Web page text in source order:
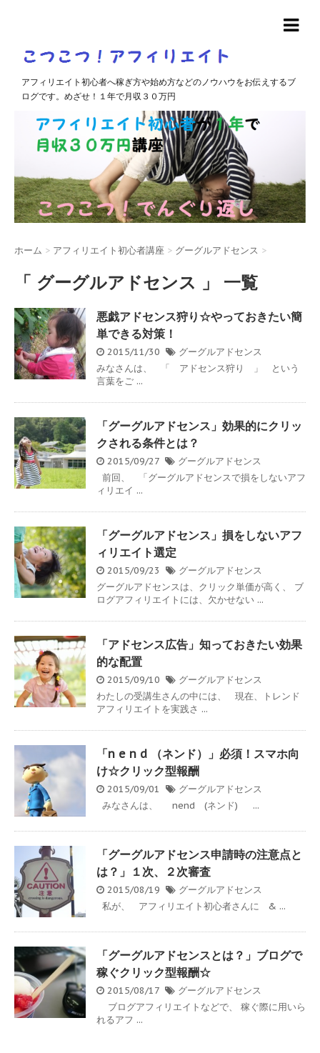
アフィリエイト初心者へ稼ぎ方や始め方などのノウハウをお伝えするブ
ログです。めざせ！１年で月収３０万円
ホーム > アフィリエイト初心者講座 > グーグルアドセンス >
「 グーグルアドセンス 」 一覧
悪戯アドセンス狩り☆やっておきたい簡
単できる対策！
2015/11/30
グーグルアドセンス
みなさんは、 「 アドセンス狩り 」 という
言葉をご ...
「グーグルアドセンス」効果的にクリッ
クされる条件とは？
2015/09/27
グーグルアドセンス
前回、 「グーグルアドセンスで損をしないアフ
ィリエイ ...
「グーグルアドセンス」損をしないアフ
ィリエイト選定
2015/09/23
グーグルアドセンス
グーグルアドセンスは、クリック単価が高く、 ブ
ログアフィリエイトには、欠かせない ...
「アドセンス広告」知っておきたい効果
的な配置
2015/09/10
グーグルアドセンス
わたしの受講生さんの中には、 現在、トレンド
アフィリエイトを実践さ ...
「n e n d （ネンド）」必須！スマホ向
け☆クリック型報酬
2015/09/01
グーグルアドセンス
みなさんは、 nend (ネンド) ...
「グーグルアドセンス申請時の注意点と
は？」１次、２次審査
2015/08/19
グーグルアドセンス
私が、 アフィリエイト初心者さんに & ...
「グーグルアドセンスとは？」ブログで
稼ぐクリック型報酬☆
2015/08/17
グーグルアドセンス
ブログアフィリエイトなどで、 稼ぐ際に用いら
れるアフ ...